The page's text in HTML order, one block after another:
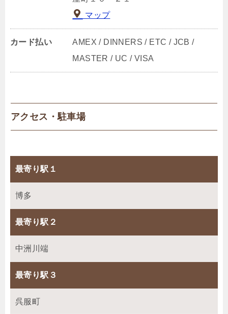
マップ
カード払い
AMEX / DINNERS / ETC / JCB /
MASTER / UC / VISA
アクセス・駐車場
最寄り駅１
博多
最寄り駅２
中洲川端
最寄り駅３
呉服町